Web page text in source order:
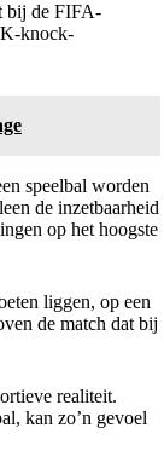
bij de FIFA-
knock-
speelbal worden
de inzetbaarheid
op het hoogste
liggen, op een
de match dat bij
realiteit.
kan zo’n gevoel